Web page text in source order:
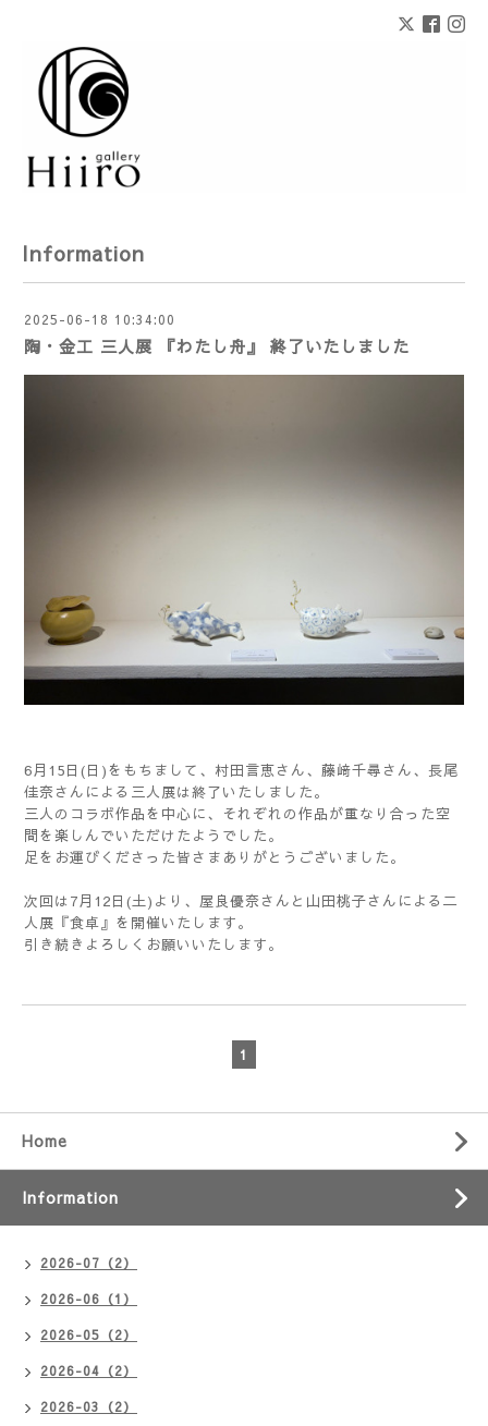
Information
2025-06-18 10:34:00
陶・金工 三人展 『わたし舟』 終了いたしました
6月15日(日)をもちまして、村田言恵さん、藤﨑千尋さん、長尾
佳奈さんによる三人展は終了いたしました。
三人のコラボ作品を中心に、それぞれの作品が重なり合った空
間を楽しんでいただけたようでした。
足をお運びくださった皆さまありがとうございました。
次回は7月12日(土)より、屋良優奈さんと山田桃子さんによる二
人展『食卓』を開催いたします。
引き続きよろしくお願いいたします。
1
Home
Information
2026-07（2）
2026-06（1）
2026-05（2）
2026-04（2）
2026-03（2）